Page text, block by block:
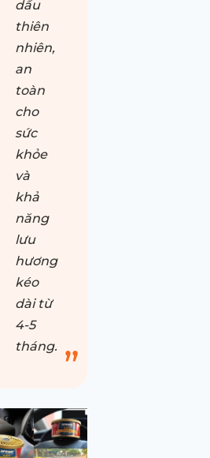
dầu
thiên
nhiên,
an
toàn
cho
sức
khỏe
và
khả
năng
lưu
hương
kéo
dài từ
4-5
tháng.